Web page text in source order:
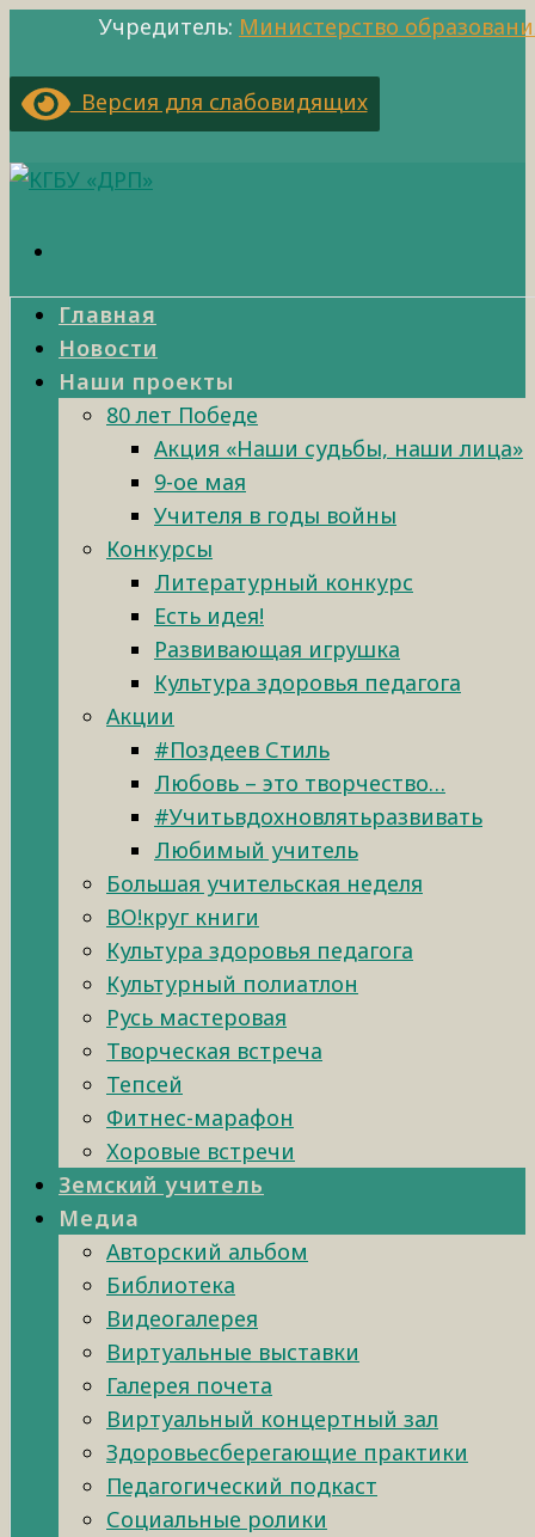
Учредитель: Министерство
Версия для слабовидящих
Главная
Новости
Наши проекты
80 лет Победе
Акция «Наши судьбы, наши лица»
9-ое мая
Учителя в годы войны
Конкурсы
Литературный конкурс
Есть идея!
Развивающая игрушка
Культура здоровья педагога
Акции
#Поздеев Стиль
Любовь – это творчество…
#Учитьвдохновлятьразвивать
Любимый учитель
Большая учительская неделя
ВО!круг книги
Культура здоровья педагога
Культурный полиатлон
Русь мастеровая
Творческая встреча
Тепсей
Фитнес-марафон
Хоровые встречи
Земский учитель
Медиа
Авторский альбом
Библиотека
Видеогалерея
Виртуальные выставки
Галерея почета
Виртуальный концертный зал
Здоровьесберегающие практики
Педагогический подкаст
Социальные ролики